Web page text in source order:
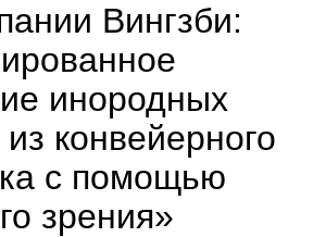
Вингзби:
инородных
конвейерного
с помощью
зрения»